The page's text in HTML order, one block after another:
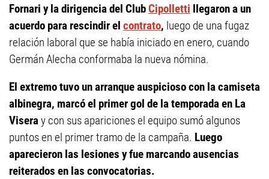
Fornari y la dirigencia del ClubCipolletti llegaron a un
acuerdo para rescindir el contrato, luego de una fugaz
relación laboral que se había iniciado en enero, cuando
Germán Alecha conformaba la nueva nómina.
El extremo tuvo un arranque auspicioso con la camiseta
albinegra, marcó el primer gol de la temporada en La
Viseray con sus apariciones el equipo sumó algunos
puntos en el primer tramo de la campaña. Luego
aparecieron las lesiones y fue marcando ausencias
reiterados en las convocatorias.